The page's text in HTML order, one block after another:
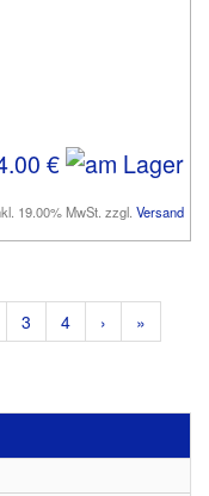
€
19.00% MwSt. zzgl. Versand
3 4 › »